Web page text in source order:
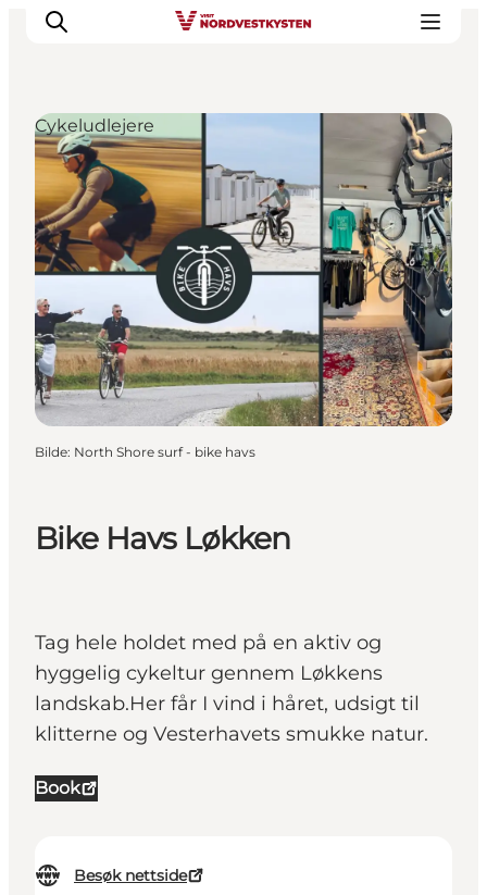
Byer og steder
Inspirasjon
Events
Overnatting
Planlegg ferien
Bike Havs Løkken
Tag hele holdet med på en aktiv og
hyggelig cykeltur gennem Løkkens
landskab.Her får I vind i håret, udsigt til
klitterne og Vesterhavets smukke natur.
Book
Besøk nettside
Cykeludlejere
Bilde: North Shore surf - bike havs